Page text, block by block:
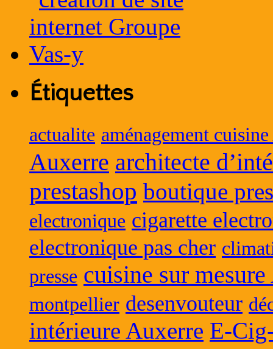
Étiquettes
actualite aménagement
Auxerre architecte
prestashop boutique
electronique cigarette
electronique pas cher
presse cuisine sur
montpellier desenvouteur
intérieure Auxerre E-